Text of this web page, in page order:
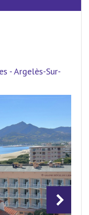
- Argelès-Sur-